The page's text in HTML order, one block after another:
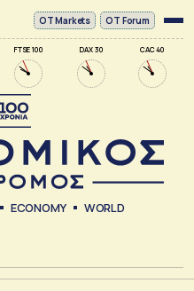
FTSE 100 DAX 30 CAC 40
ΟΤ Markets OT Forum
ECONOMY WORLD